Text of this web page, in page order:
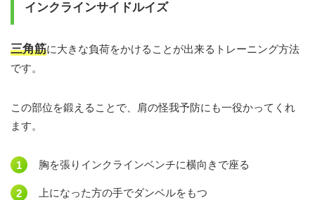
インクラインサイドルイズ
三角筋に大きな負荷をかけることが出来るトレーニング方法
です。
この部位を鍛えることで、肩の怪我予防にも一役かってくれ
ます。
胸を張りインクラインベンチに横向きで座る
上になった方の手でダンベルをもつ